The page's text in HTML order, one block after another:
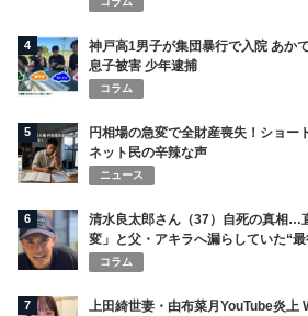
4
神戸高1男子が集団暴行で入院 あか
息子被害 少年逮捕
コラム
5
円相場の急変で全財産喪失！ショー
ネット民の辛辣な声
ニュース
6
清水良太郎さん（37）自死の真相…
変」と父・アキラへ漏らしていた“最
コラム
7
上田綺世妻・由布菜月YouTube炎上